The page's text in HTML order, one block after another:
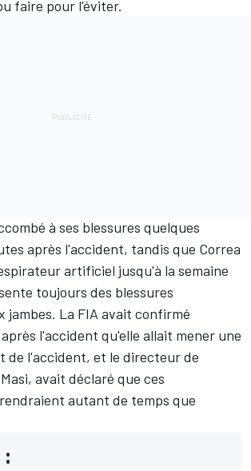
faire pour l'éviter.
à ses blessures quelques
après l'accident, tandis que Correa
artificiel jusqu'à la semaine
toujours des blessures
jambes. La FIA avait confirmé
l'accident qu'elle allait mener une
de l'accident, et le directeur de
avait déclaré que ces
autant de temps que